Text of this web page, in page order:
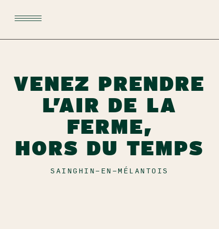
VENEZ PRENDRE
L’AIR DE LA
FERME,
HORS DU TEMPS
SAINGHIN-EN-MÉLANTOIS